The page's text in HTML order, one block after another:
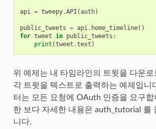
api = tweepy.API (auth)
public_tweets = api. home_timeline()
for tweet in public_tweets :
print (tweet .text )
위 예제는 내 타임라인의 트윗을 다운로
각 트윗을 텍스트로 출력하는 예제입니
터는 모든 요청에 OAuth 인증을 요구합
한 보다 자세한 내용은 auth_tutorial
를
니다.